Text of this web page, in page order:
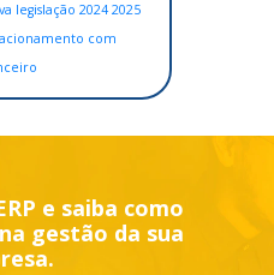
legislação 2024 2025
com
e saiba como
gestão da sua